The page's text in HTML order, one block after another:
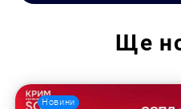
Ще
Новини